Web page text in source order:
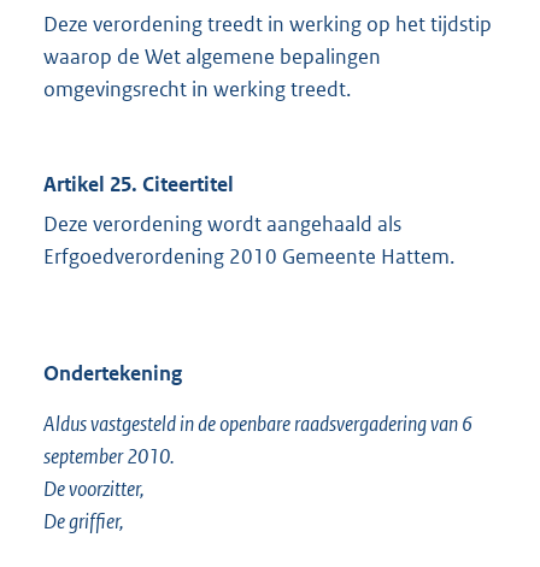
Deze verordening treedt in werking op het tijdstip
waarop de Wet algemene bepalingen
omgevingsrecht in werking treedt.
Artikel 25. Citeertitel
Deze verordening wordt aangehaald als
Erfgoedverordening 2010 Gemeente Hattem.
Ondertekening
Aldus vastgesteld in de openbare raadsvergadering van 6
september 2010.
De voorzitter,
De griffier,